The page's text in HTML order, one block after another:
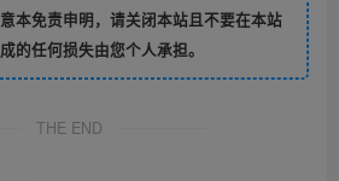
本免责申明，请关闭本站且不要在本站
的任何损失由您个人承担。
THE END